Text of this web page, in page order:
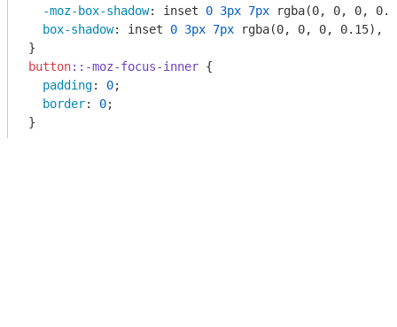
-moz-box-shadow: inset 0 3px 7px rgba(0, 0, 0,
box-shadow: inset 0 3px 7px rgba(0, 0, 0, 0.15),
button::-moz-focus-inner {
padding: 0;
border: 0;
}